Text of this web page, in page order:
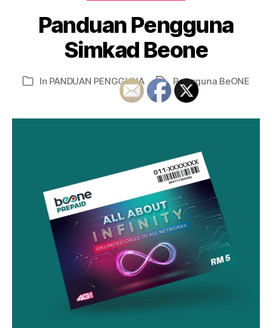
Panduan Pengguna
Simkad Beone
Categories
In PANDUAN PENGGUNA TagsPengguna BeONE